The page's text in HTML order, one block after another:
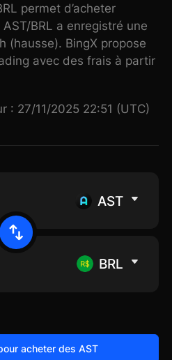
permet d’acheter
BRL a enregistré une
(hausse). BingX propose
avec des frais à partir
: 27/11/2025 22:51 (UTC)
AST
BRL
acheter des AST